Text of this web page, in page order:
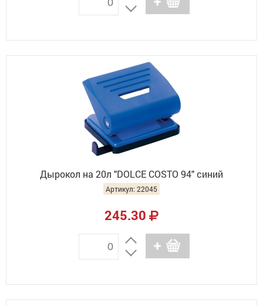
Дырокол на 20л "DOLCE COSTO 94" синий
Артикул: 22045
245.30